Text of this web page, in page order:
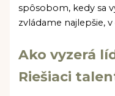
spôsobom, kedy sa
zvládame najlepšie,
Ako vyzerá
Riešiaci